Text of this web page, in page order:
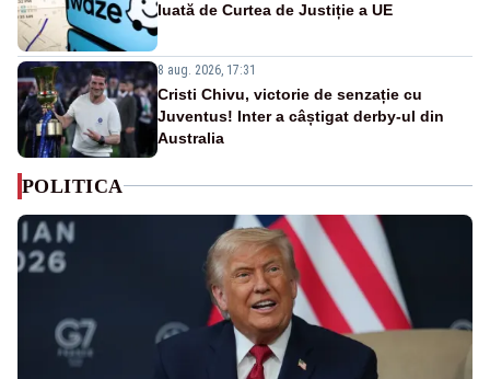
luată de Curtea de Justiție a UE
8 aug. 2026, 17:31
Cristi Chivu, victorie de senzație cu
Juventus! Inter a câștigat derby-ul din
Australia
POLITICA